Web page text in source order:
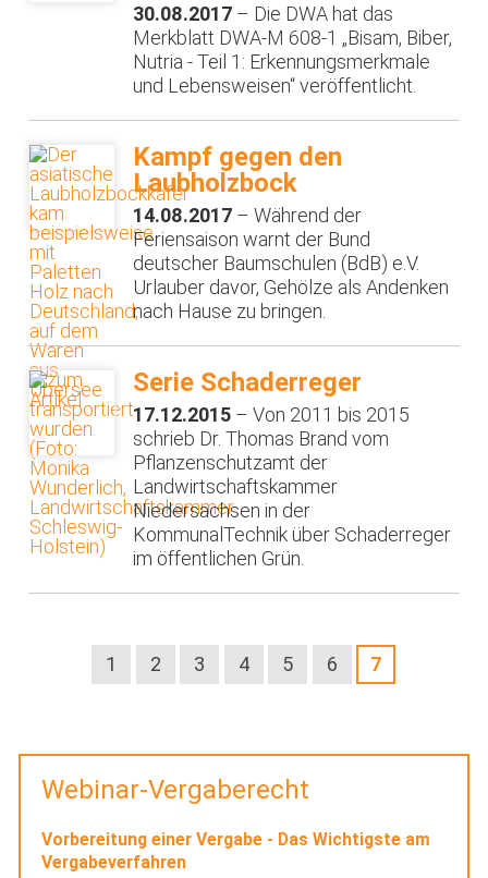
30.08.2017 – Die DWA hat das
Merkblatt DWA-M 608-1 „Bisam, Biber,
Nutria - Teil 1: Erkennungsmerkmale
und Lebensweisen“ veröffentlicht.
Kampf gegen den
Laubholzbock
14.08.2017 – Während der
Feriensaison warnt der Bund
deutscher Baumschulen (BdB) e.V.
Urlauber davor, Gehölze als Andenken
nach Hause zu bringen.
Serie Schaderreger
17.12.2015 – Von 2011 bis 2015
schrieb Dr. Thomas Brand vom
Pflanzenschutzamt der
Landwirtschaftskammer
Niedersachsen in der
KommunalTechnik über Schaderreger
im öffentlichen Grün.
1 2 3 4 5 6 7
Webinar-Vergaberecht
Vorbereitung einer Vergabe - Das Wichtigste am
Vergabeverfahren